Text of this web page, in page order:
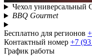
Чехол универсальный
BBQ Gourmet
Бесплатно для регионов
Контактный номер +7
График работы